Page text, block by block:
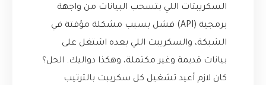
السكريبتات اللي بتسحب البيانات من واجهة
برمجية (API) فشل بسبب مشكلة مؤقتة في
الشبكة، والسكريبت اللي بعده اشتغل على
بيانات قديمة وغير مكتملة، وهكذا دواليك. الحل؟
كان لازم أعيد تشغيل كل سكريبت بالترتيب